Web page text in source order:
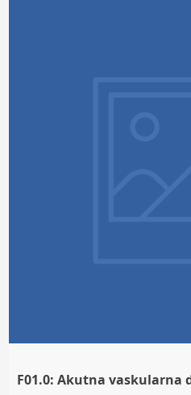
F01.0: Akutna vaskularna